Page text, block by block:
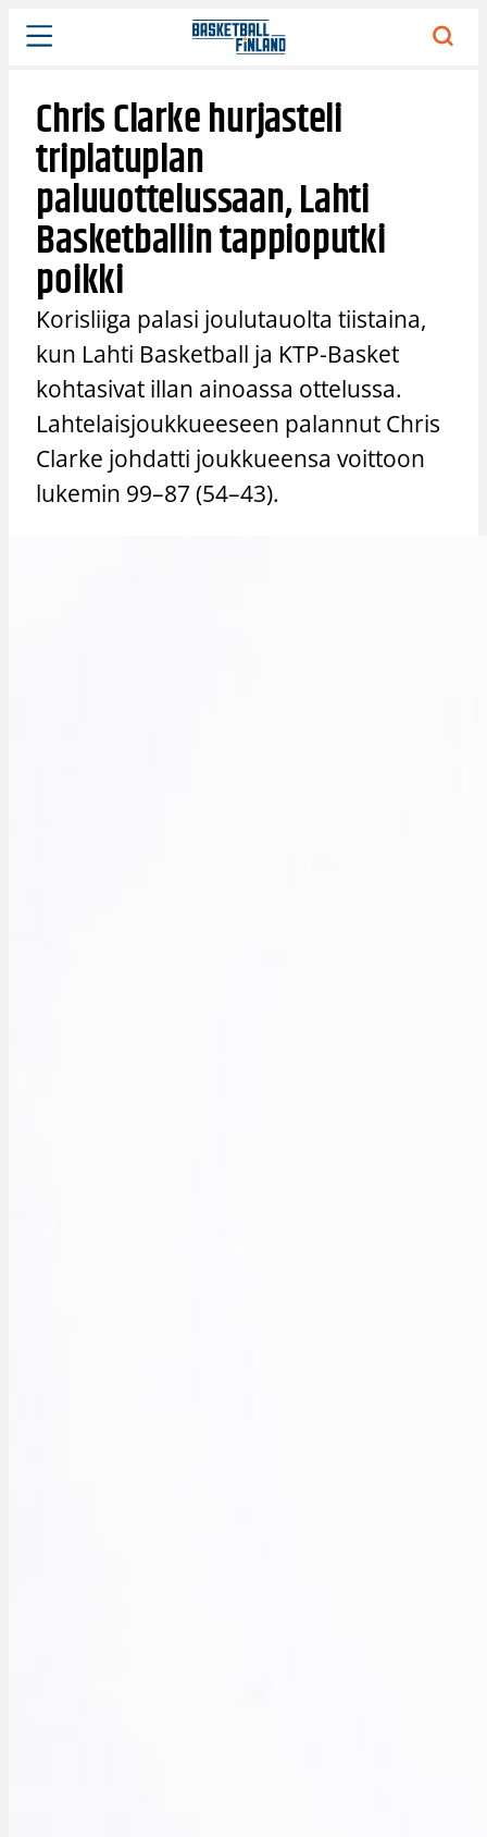
Siirry
sisältöön
Chris Clarke hurjasteli
triplatuplan
paluuottelussaan, Lahti
Basketballin tappioputki
poikki
Korisliiga palasi joulutauolta tiistaina,
kun Lahti Basketball ja KTP-Basket
kohtasivat illan ainoassa ottelussa.
Lahtelaisjoukkueeseen palannut Chris
Clarke johdatti joukkueensa voittoon
lukemin 99–87 (54–43).